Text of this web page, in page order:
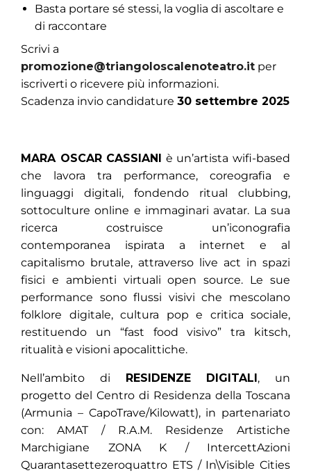
Basta portare sé stessi, la voglia di ascoltare e
di raccontare
Scrivi a
promozione@triangoloscalenoteatro.it per
iscriverti o ricevere più informazioni.
Scadenza invio candidature 30 settembre 2025
MARA OSCAR CASSIANI è un’artista wifi-based
che lavora tra performance, coreografia e
linguaggi digitali, fondendo ritual clubbing,
sottoculture online e immaginari avatar. La sua
ricerca costruisce un’iconografia
contemporanea ispirata a internet e al
capitalismo brutale, attraverso live act in spazi
fisici e ambienti virtuali open source. Le sue
performance sono flussi visivi che mescolano
folklore digitale, cultura pop e critica sociale,
restituendo un “fast food visivo” tra kitsch,
ritualità e visioni apocalittiche.
Nell’ambito di RESIDENZE DIGITALI, un
progetto del Centro di Residenza della Toscana
(Armunia – CapoTrave/Kilowatt), in partenariato
con: AMAT / R.A.M. Residenze Artistiche
Marchigiane ZONA K / IntercettAzioni
Quarantasettezeroquattro ETS / In\Visible Cities